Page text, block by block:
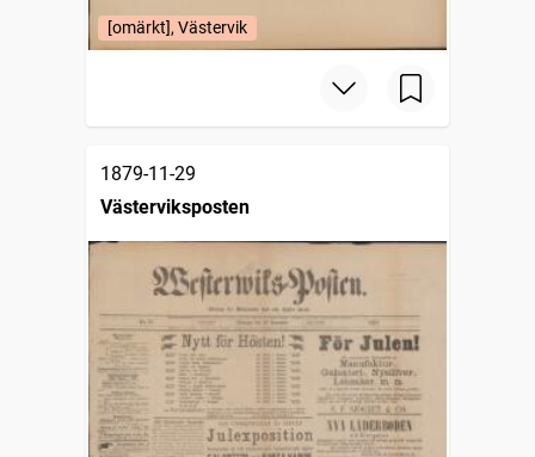
[omärkt], Västervik
1879-11-29
Västerviksposten